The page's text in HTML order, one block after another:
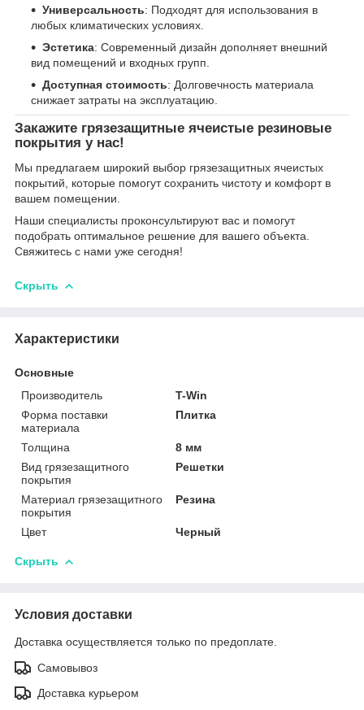
Универсальность: Подходят для использования в
любых климатических условиях.
Эстетика: Современный дизайн дополняет внешний
вид помещений и входных групп.
Доступная стоимость: Долговечность материала
снижает затраты на эксплуатацию.
Закажите грязезащитные ячеистые резиновые
покрытия у нас!
Мы предлагаем широкий выбор грязезащитных ячеистых
покрытий, которые помогут сохранить чистоту и комфорт в
вашем помещении.
Наши специалисты проконсультируют вас и помогут
подобрать оптимальное решение для вашего объекта.
Свяжитесь с нами уже сегодня!
Скрыть
Характеристики
Основные
Производитель
T-Win
Форма поставки
материала
Плитка
Толщина
8 мм
Вид грязезащитного
покрытия
Решетки
Материал грязезащитного
покрытия
Резина
Цвет Черный
Скрыть
Условия доставки
Доставка осуществляется только по предоплате.
Самовывоз
Доставка курьером